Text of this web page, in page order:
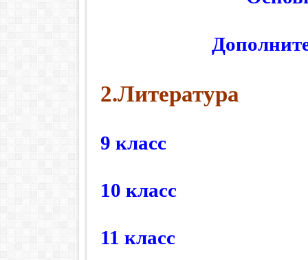
2.Литература
9 класс
10 класс
11 класс